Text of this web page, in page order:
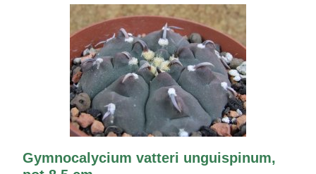
Gymnocalycium vatteri unguispinum,